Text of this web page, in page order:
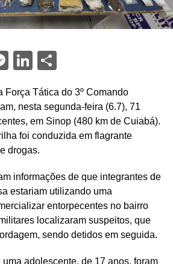
Messenger
LinkedIn
Share
Força Tática do 3º Comando
nesta segunda-feira (6.7), 71
em Sinop (480 km de Cuiabá).
foi conduzida em flagrante
drogas.
informações de que integrantes de
estariam utilizando uma
entorpecentes no bairro
localizaram suspeitos, que
sendo detidos em seguida.
adolescente, de 17 anos, foram